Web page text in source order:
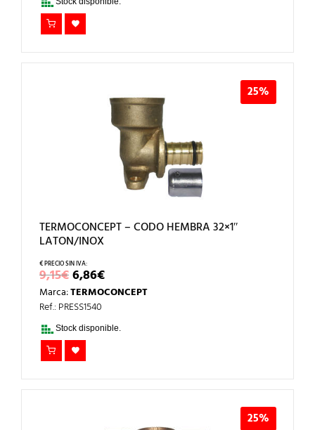
25%
TERMOCONCEPT – CODO HEMBRA 32×1″
LATON/INOX
9,15€EL
PRECIO
ORIGINAL
ERA:
9,15€.
6,86€EL
PRECIO
ACTUAL
6,86€.
Marca:TERMOCONCEPT
Ref.: PRESS1540
Stock disponible.
25%